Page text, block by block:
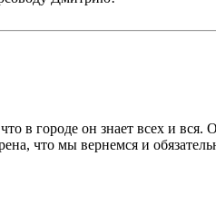
в городе он знает всех и вся.
что мы вернемся и